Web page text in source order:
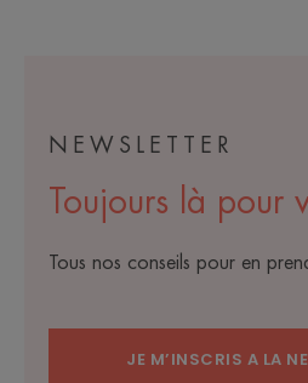
NEWSLETTER
Toujours là pour
Tous nos conseils pour en
JE M’INSCRIS A LA